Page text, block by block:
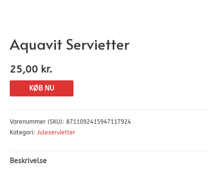
Aquavit Servietter
25,00 kr.
KØB NU
Varenummer (SKU): 8711092415947117924
Kategori: Juleservietter
Beskrivelse